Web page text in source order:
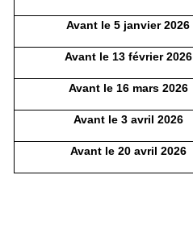
Avant le 5 janvier 2026
Avant le 13 février 2026
Avant le 16 mars 2026
Avant le 3 avril 2026
Avant le 20 avril 2026